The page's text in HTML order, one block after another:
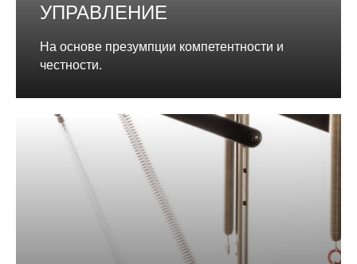
УПРАВЛЕНИЕ
На основе презумпции компетентности и
честности.